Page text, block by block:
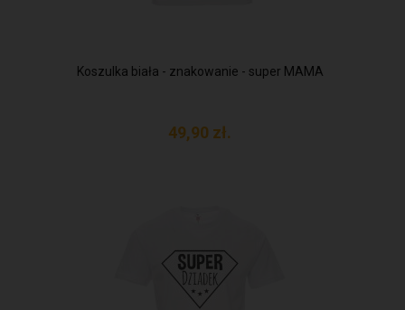
Koszulka biała - znakowanie - super MAMA
49,90 zł.